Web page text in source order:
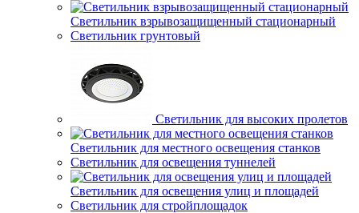
Светильник взрывозащищенный стационарный
Светильник грунтовый
Светильник для высоких пролетов
Светильник для местного освещения станков
Светильник для освещения туннелей
Светильник для освещения улиц и площадей
Светильник для стройплощадок